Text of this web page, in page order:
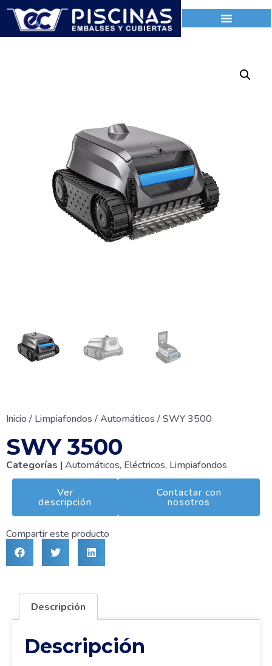
Inicio / Limpiafondos /Automáticos / SWY 3500
SWY 3500
Categorías | Automáticos, Eléctricos, Limpiafondos
Ver
descripción
Contactar con
nosotros
Compartir este producto
Descripción
Descripción